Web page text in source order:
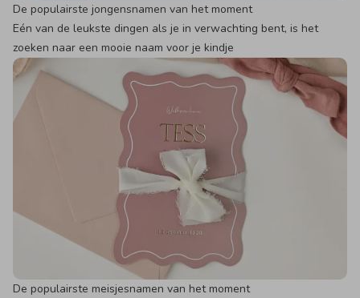
De populairste jongensnamen van het moment
Eén van de leukste dingen als je in verwachting bent, is het
zoeken naar een mooie naam voor je kindje
De populairste meisjesnamen van het moment